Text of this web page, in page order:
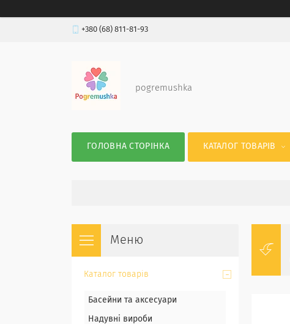
+380 (68) 811-81-93
pogremushka
ГОЛОВНА СТОРІНКА КАТАЛОГ ТОВАРІВ
Каталог товарів
Басейни та аксесуари
Надувні вироби